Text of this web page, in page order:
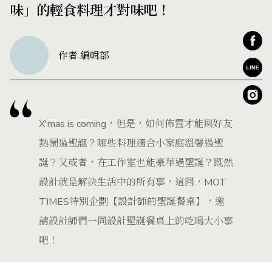
味」的輕食料理才對味吧！
作者 編輯部
X'mas is coming，但是，如何佈置才能與好友
熱鬧過聖誕？哪些料理適合小家庭溫馨過聖
誕？又或者，在工作室也能豪華過聖誕？既然
設計就是解決生活中的所有事，這回，MOT
TIMES特別企劃【設計師的聖誕餐桌】，邀
請設計師們一同設計聖誕餐桌上的吃喝大小事
吧！